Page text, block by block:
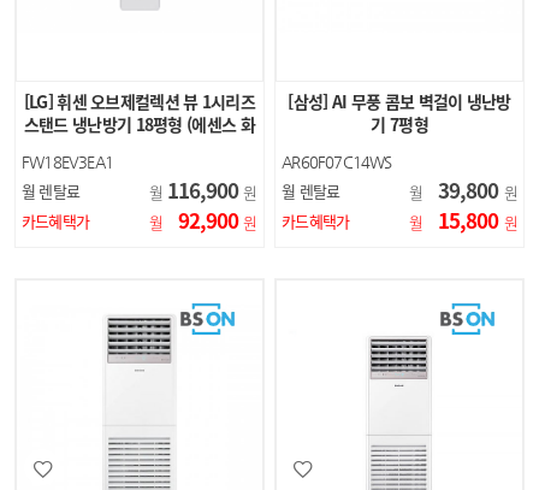
[LG] 휘센 오브제컬렉션 뷰 1시리즈
스탠드 냉난방기 18평형 (에센스 화
FW18EV3EA1
월 렌탈료 월 116,900 원
카드혜택가
월 92,900 원
[삼성] AI 무풍 콤보 벽걸이 냉난방
기 7평형
AR60F07C14WS
월 렌탈료 월 39,800 원
카드혜택가
월 15,800 원